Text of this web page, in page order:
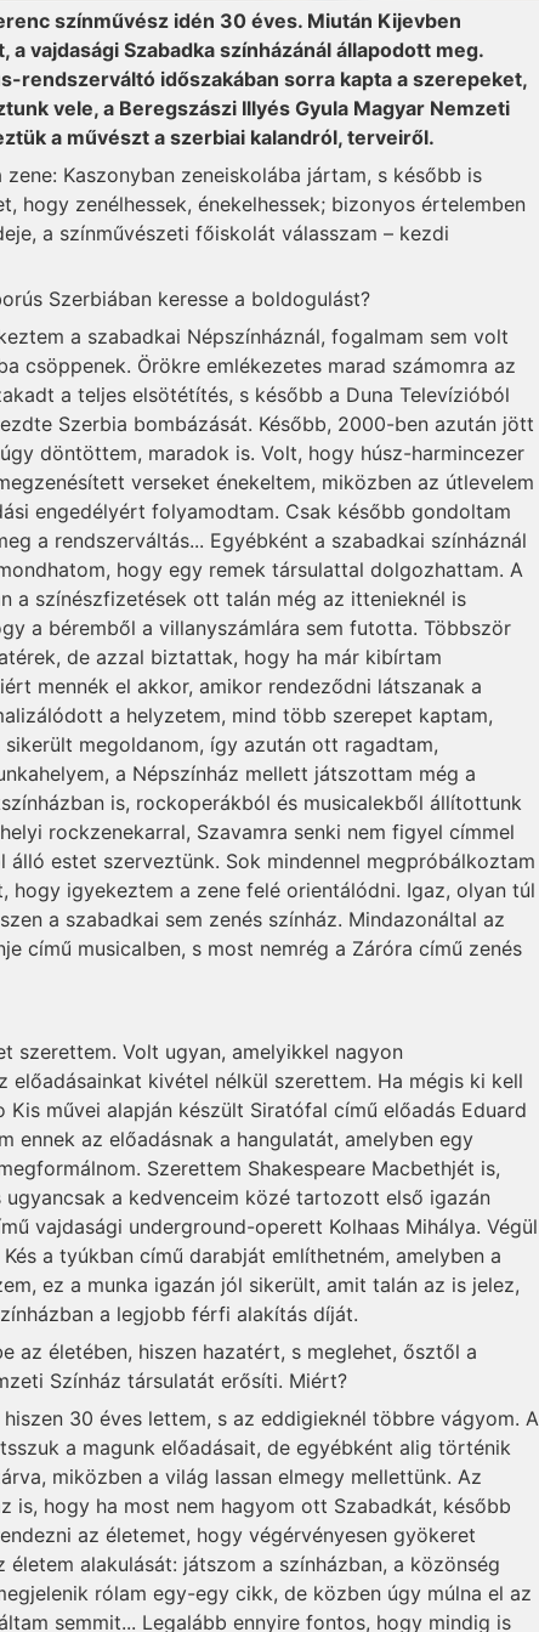
színművész idén 30 éves. Miután Kijevben
vajdasági Szabadka színházánál állapodott meg.
rendszerváltó időszakában sorra kapta a szerepeket,
vele, a Beregszászi Illyés Gyula Magyar Nemzeti
a művészt a szerbiai kalandról, terveiről.
Kaszonyban zeneiskolába jártam, s később is
hogy zenélhessek, énekelhessek; bizonyos értelemben
a színművészeti főiskolát válasszam – kezdi
Szerbiában keresse a boldogulást?
a szabadkai Népszínháznál, fogalmam sem volt
csöppenek. Örökre emlékezetes marad számomra az
a teljes elsötétítés, s később a Duna Televízióból
Szerbia bombázását. Később, 2000-ben azután jött
döntöttem, maradok is. Volt, hogy húsz-harmincezer
verseket énekeltem, miközben az útlevelem
engedélyért folyamodtam. Csak később gondoltam
a rendszerváltás... Egyébként a szabadkai színháznál
hogy egy remek társulattal dolgozhattam. A
a színészfizetések ott talán még az ittenieknél is
a béremből a villanyszámlára sem futotta. Többször
de azzal biztattak, hogy ha már kibírtam
mennék el akkor, amikor rendeződni látszanak a
a helyzetem, mind több szerepet kaptam,
megoldanom, így azután ott ragadtam,
a Népszínház mellett játszottam még a
is, rockoperákból és musicalekből állítottunk
rockzenekarral, Szavamra senki nem figyel címmel
estet szerveztünk. Sok mindennel megpróbálkoztam
hogy igyekeztem a zene felé orientálódni. Igaz, olyan túl
a szabadkai sem zenés színház. Mindazonáltal az
című musicalben, s most nemrég a Záróra című zenés
szerettem. Volt ugyan, amelyikkel nagyon
előadásainkat kivétel nélkül szerettem. Ha mégis ki kell
Kis művei alapján készült Siratófal című előadás Eduard
ennek az előadásnak a hangulatát, amelyben egy
Szerettem Shakespeare Macbethjét is,
a kedvenceim közé tartozott első igazán
vajdasági underground-operett Kolhaas Mihálya. Végül
a tyúkban című darabját említhetném, amelyben a
ez a munka igazán jól sikerült, amit talán az is jelez,
a legjobb férfi alakítás díját.
az életében, hiszen hazatért, s meglehet, ősztől a
Színház társulatát erősíti. Miért?
30 éves lettem, s az eddigieknél többre vágyom. A
a magunk előadásait, de egyébként alig történik
miközben a világ lassan elmegy mellettünk. Az
is, hogy ha most nem hagyom ott Szabadkát, később
az életemet, hogy végérvényesen gyökeret
alakulását: játszom a színházban, a közönség
rólam egy-egy cikk, de közben úgy múlna el az
semmit... Legalább ennyire fontos, hogy mindig is